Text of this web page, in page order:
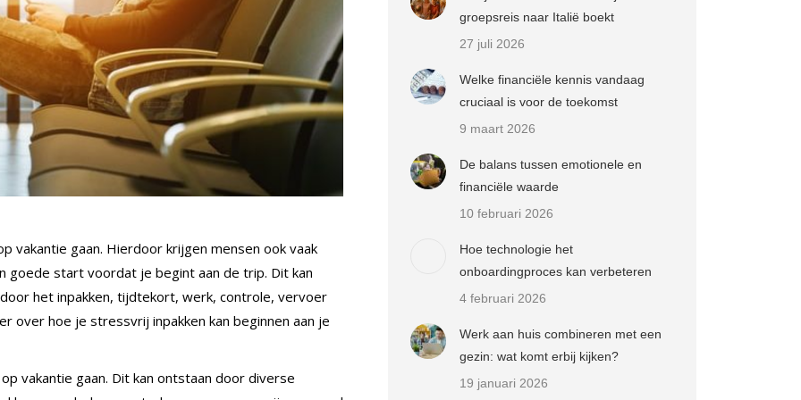
vakantie gaan. Hierdoor krijgen mensen ook vaak
goede start voordat je begint aan de trip. Dit kan
het inpakken, tijdtekort, werk, controle, vervoer
over hoe je stressvrij inpakken kan beginnen aan je
vakantie gaan. Dit kan ontstaan door diverse
groepsreis naar Italië boekt
27 juli 2026
Welke financiële kennis vandaag
cruciaal is voor de toekomst
9 maart 2026
De balans tussen emotionele en
financiële waarde
10 februari 2026
Hoe technologie het
onboardingproces kan verbeteren
4 februari 2026
Werk aan huis combineren met een
gezin: wat komt erbij kijken?
19 januari 2026